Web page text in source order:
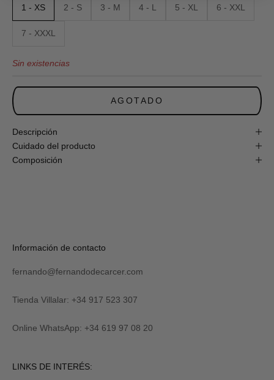
1 - XS 2 - S 3 - M 4 - L 5 - XL 6 - XXL
7 - XXXL
Sin existencias
AGOTADO
Descripción
Cuidado del producto
Composición
Newsletter
y
obtén
de
en
compra
online!
R
I
I
M
E
tu
al
y
recibirás
Revisa
Información de contacto
fernando@fernandodecarcer.com
Tienda Villalar: +34 917 523 307
Online WhatsApp: +34 619 97 08 20
LINKS DE INTERÉS: